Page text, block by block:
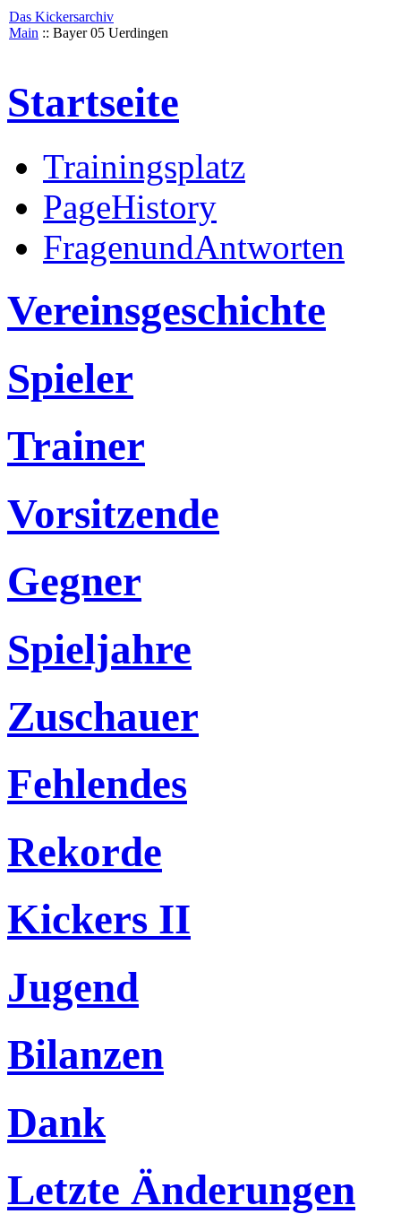
Das Kickersarchiv
Main :: Bayer 05 Uerdingen
Startseite
Trainingsplatz
PageHistory
FragenundAntworten
Vereinsgeschichte
Spieler
Trainer
Vorsitzende
Gegner
Spieljahre
Zuschauer
Fehlendes
Rekorde
Kickers II
Jugend
Bilanzen
Dank
Letzte Änderungen